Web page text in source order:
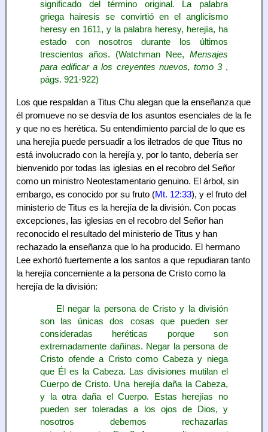
significado del término original. La palabra
griega hairesis se convirtió en el anglicismo
heresy en 1611, y la palabra heresy, herejía, ha
estado con nosotros durante los últimos
trescientos años. (Watchman Nee, Mensajes
para edificar a los creyentes nuevos, tomo 3,
págs. 921-922)
Los que respaldan a Titus Chu alegan que la enseñanza que
él promueve no se desvía de los asuntos esenciales de la fe
y que no es herética. Su entendimiento parcial de lo que es
una herejía puede persuadir a los iletrados de que Titus no
está involucrado con la herejía y, por lo tanto, debería ser
bienvenido por todas las iglesias en el recobro del Señor
como un ministro Neotestamentario genuino. El árbol, sin
embargo, es conocido por su fruto (Mt. 12:33), y el fruto del
ministerio de Titus es la herejía de la división. Con pocas
excepciones, las iglesias en el recobro del Señor han
reconocido el resultado del ministerio de Titus y han
rechazado la enseñanza que lo ha producido. El hermano
Lee exhortó fuertemente a los santos a que repudiaran tanto
la herejía concerniente a la persona de Cristo como la
herejía de la división:
El negar la persona de Cristo y la división
son las únicas dos cosas que pueden ser
consideradas heréticas porque son
extremadamente dañinas. Negar la persona de
Cristo ofende a Cristo como Cabeza y niega
que Él es la Cabeza. Las divisiones mutilan el
Cuerpo de Cristo. Una herejía daña la Cabeza,
y la otra daña el Cuerpo. Estas herejías no
pueden ser toleradas a los ojos de Dios, y
nosotros debemos rechazarlas